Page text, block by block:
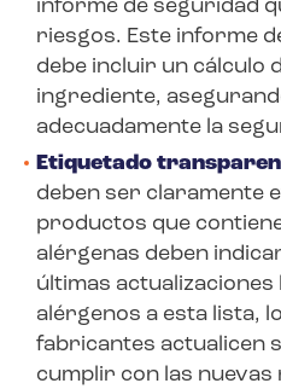
informe de seguridad
riesgos. Este informe
debe incluir un cálculo
ingrediente,
adecuadamente la
Etiquetado
deben ser claramente
productos que
alérgenas deben
últimas actualizaciones
alérgenos a esta lista,
fabricantes actualicen
cumplir con las nuevas